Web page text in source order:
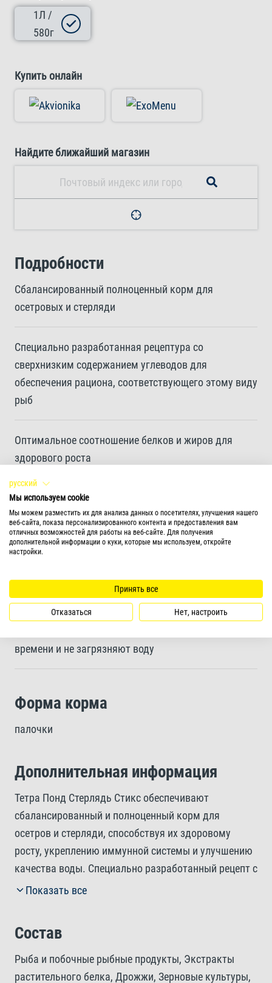
1Л /
580г
Купить онлайн
Найдите ближайший магазин
Подробности
Сбалансированный полноценный корм для
осетровых и стерляди
Специально разработанная рецептура со
сверхнизким содержанием углеводов для
обеспечения рациона, соответствующего этому виду
рыб
Оптимальное соотношение белков и жиров для
здорового роста
Палочки корма легко поедаются и очень хорошо
усваиваются, что способствует значительному
улучшению качества воды
кормовые привычки стерляди и осетров
времени и не загрязняют воду
Форма корма
палочки
Дополнительная информация
Тетра Понд Стерлядь Стикс обеспечивают
сбалансированный и полноценный корм для
осетров и стерляди, способствуя их здоровому
росту, укреплению иммунной системы и улучшению
качества воды. Специально разработанный рецепт с
очень низким содержанием углеводов
жиров поддерживает здоровый рост и
соответствует пищевыми потребностям ваших рыб.
Быстро тонущие палочки учитывают естественные
Показать все
Состав
Рыба и побочные рыбные продукты, Экстракты
растительного белка, Дрожжи, Зерновые культуры,
русский
Мы используем cookie
Мы можем разместить их для анализа данных о посетителях, улучшения нашего
веб-сайта, показа персонализированного контента и предоставления вам
отличных возможностей для работы на веб-сайте. Для получения
дополнительной информации о куки, которые мы используем, откройте
настройки.
Принять все
Отказаться Нет, настроить